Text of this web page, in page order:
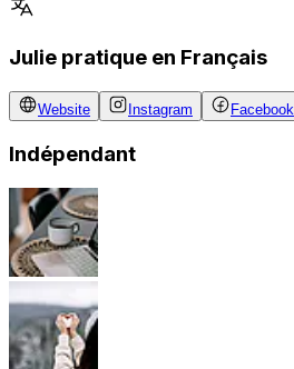
Julie pratique en Français
Website Instagram Facebook
Indépendant